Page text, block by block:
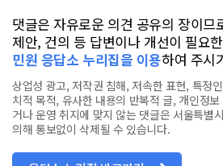
댓글은 자유로운 의견 공유의 장이므
제안, 건의 등 답변이나 개선이 필요
민원 응답소 누리집을 이용하여 주시
상업성 광고, 저작권 침해, 저속한 표현, 특정
치적 목적, 유사한 내용의 반복적 글, 개인정
거나 운영 취지에 맞지 않는 댓글은 서울특별
의해 통보없이 삭제될 수 있습니다.